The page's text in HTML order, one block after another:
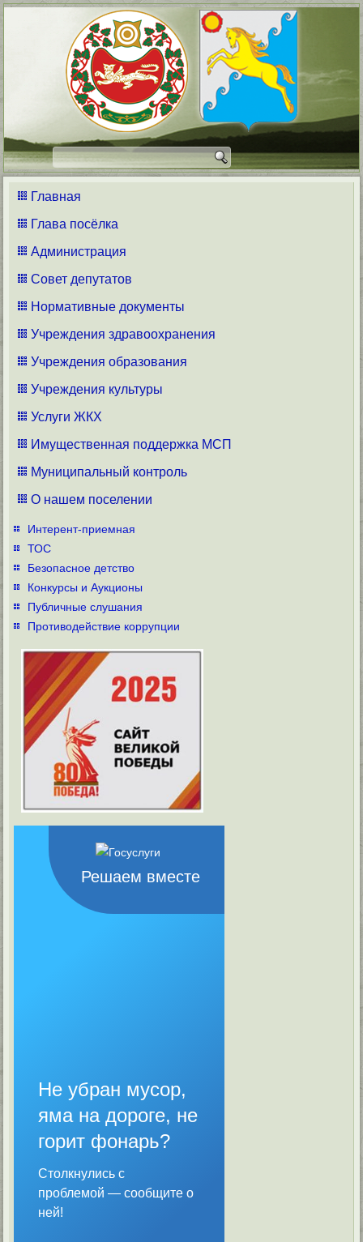
Главная
Глава посёлка
Администрация
Совет депутатов
Нормативные документы
Учреждения здравоохранения
Учреждения образования
Учреждения культуры
Услуги ЖКХ
Имущественная поддержка МСП
Муниципальный контроль
О нашем поселении
Интерент-приемная
ТОС
Безопасное детство
Конкурсы и Аукционы
Публичные слушания
Противодействие коррупции
Решаем вместе
Не убран мусор,
яма на дороге, не
горит фонарь?
Столкнулись с
проблемой — сообщите о
ней!